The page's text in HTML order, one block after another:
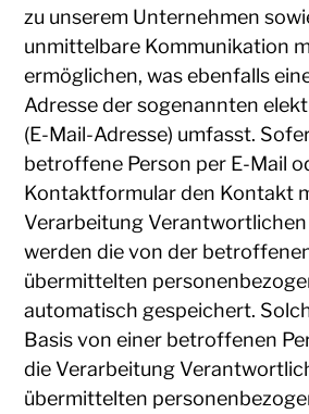
zu unserem Unternehmen
unmittelbare Kommunikation
ermöglichen, was ebenfalls
Adresse der sogenannten
(E-Mail-Adresse) umfasst.
betroffene Person per E-Mail
Kontaktformular den Kontakt
Verarbeitung
werden die von der
übermittelten
automatisch gespeichert.
Basis von einer betroffenen
die Verarbeitung
übermittelten